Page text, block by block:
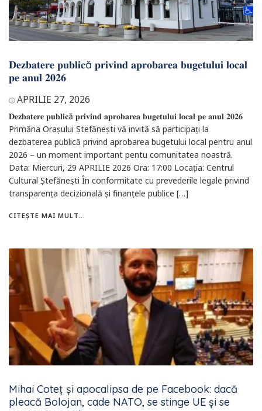
𝐃𝐞𝐳𝐛𝐚𝐭𝐞𝐫𝐞 𝐩𝐮𝐛𝐥𝐢𝐜ă 𝐩𝐫𝐢𝐯𝐢𝐧𝐝 𝐚𝐩𝐫𝐨𝐛𝐚𝐫𝐞𝐚 𝐛𝐮𝐠𝐞𝐭𝐮𝐥𝐮𝐢 𝐥𝐨𝐜𝐚𝐥
𝐩𝐞 𝐚𝐧𝐮𝐥 𝟐𝟎𝟐𝟔
APRILIE 27, 2026
𝐃𝐞𝐳𝐛𝐚𝐭𝐞𝐫𝐞 𝐩𝐮𝐛𝐥𝐢𝐜ă 𝐩𝐫𝐢𝐯𝐢𝐧𝐝 𝐚𝐩𝐫𝐨𝐛𝐚𝐫𝐞𝐚 𝐛𝐮𝐠𝐞𝐭𝐮𝐥𝐮𝐢 𝐥𝐨𝐜𝐚𝐥 𝐩𝐞 𝐚𝐧𝐮𝐥 𝟐𝟎𝟐𝟔
Primăria Orașului Ștefănești vă invită să participați la
dezbaterea publică privind aprobarea bugetului local pentru anul
2026 – un moment important pentu comunitatea noastră.
Data: Miercuri, 29 APRILIE 2026 Ora: 17:00 Locația: Centrul
Cultural Ștefănești În conformitate cu prevederile legale privind
transparența decizională și finanțele publice […]
CITEȘTE MAI MULT...
Mihai Coteț și apocalipsa de pe Facebook: dacă
pleacă Bolojan, cade NATO, se stinge UE și se